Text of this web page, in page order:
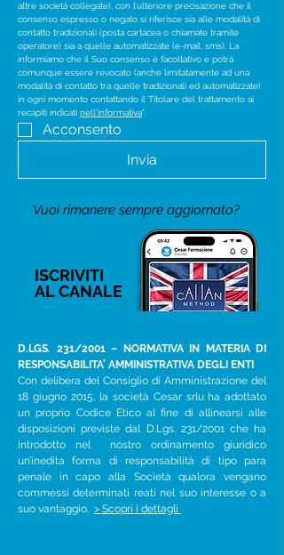
altre società collegate), con l’ulteriore precisazione che il
consenso espresso o negato si riferisce sia alle modalità di
contatto tradizionali (posta cartacea o chiamate tramite
operatore) sia a quelle automatizzate (e-mail, sms). La
informiamo che il Suo consenso è facoltativo e potrà
comunque essere revocato (anche limitatamente ad una
modalità di contatto tra quelle tradizionali ed automatizzate)
in ogni momento contattando il Titolare del trattamento ai
recapiti indicati nell'informativa".
Acconsento
Invia
Vuoi rimanere sempre aggiornato?
ISCRIVITI
AL CANALE
D.LGS. 231/2001 – NORMATIVA IN MATERIA DI
RESPONSABILITA’ AMMINISTRATIVA DEGLI ENTI
Con delibera del Consiglio di Amministrazione del
18 giugno 2015, la società Cesar srlu ha adottato
un proprio Codice Etico al fine di allinearsi alle
disposizioni previste dal D.Lgs. 231/2001 che ha
introdotto nel nostro ordinamento giuridico
un’inedita forma di responsabilità di tipo para
penale in capo alla Società qualora vengano
commessi determinati reati nel suo interesse o a
suo vantaggio. > Scopri i dettagli